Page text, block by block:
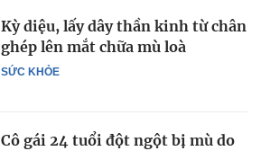
SỨC KHỎE
Kỳ diệu, lấy dây thần kinh từ chân
ghép lên mắt chữa mù loà
Cô gái 24 tuổi đột ngột bị mù do